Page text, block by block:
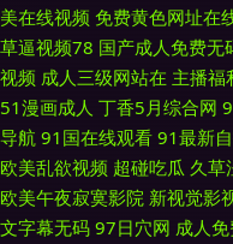
久三级 91av赵恩静 国内视频
91麻豆人妻偷人精品 黄色仓库
在线1 一本一道NV高清 白丝滋
熟女资源网站 成人精品av 香
美在线视频 免费黄色网址在
草逼视频78 国产成人免费无
视频 成人三级网站在 主播福
51漫画成人 丁香5月综合网
导航 91国在线观看 91最新
欧美乱欲视频 超碰吃瓜 久草
欧美午夜寂寞影院 新视觉影
文字幕无码 97日穴网 成人